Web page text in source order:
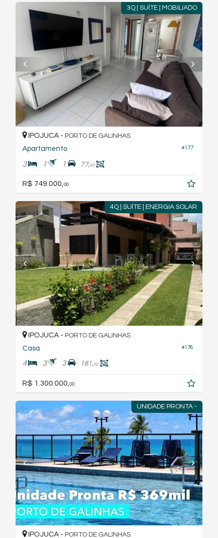
3Q | SUÍTE | MOBILIADO
#177
IPOJUCA - PORTO DE GALINHAS
Apartamento
3 1 1 77,00
R$ 749.000,00
4Q | SUÍTE | ENERGIA SOLAR
#176
IPOJUCA - PORTO DE GALINHAS
Casa
4 3 3 181,00
R$ 1.300.000, 00
UNIDADE PRONTA -
IPOJUCA - PORTO DE GALINHAS